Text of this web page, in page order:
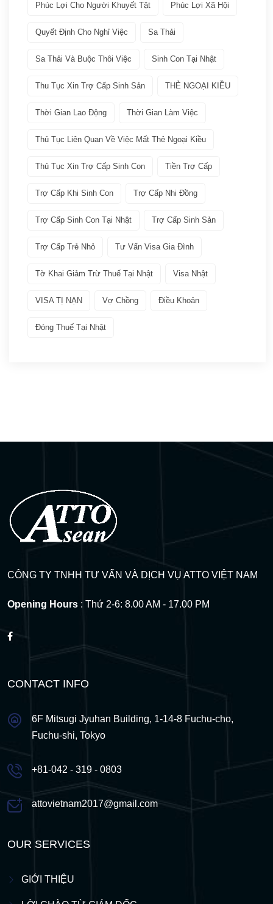
Phúc lợi xã hội(2)
Các loại visa Nhật
Dịch vụ VISA ATTO(36)
Đoàn tụ gia đình(6)
Làm việc tai Nhật(12)
Lưu trú ngắn hạn(2)
Phúc Lợi Cho Người Khuyết Tật Phúc Lợi Xã Hội
Quyết Định Cho Nghỉ Việc Sa Thải
Sa Thải Và Buộc Thôi Việc Sinh Con Tại Nhật
Thu Tục Xin Trợ Cấp Sinh Sản THẺ NGOẠI KIỀU
Thời Gian Lao Động Thời Gian Làm Việc
Thủ Tục Liên Quan Về Việc Mất Thẻ Ngoại Kiều
Thủ Tục Xin Trợ Cấp Sinh Con Tiền Trợ Cấp
Trợ Cấp Khi Sinh Con Trợ Cấp Nhi Đồng
Trợ Cấp Sinh Con Tại Nhật Trợ Cấp Sinh Sản
Trợ Cấp Trẻ Nhỏ Tư Vấn Visa Gia Đình
Tờ Khai Giảm Trừ Thuế Tại Nhật Visa Nhật
VISA TỊ NẠN Vợ Chồng Điều Khoản
Đóng Thuế Tại Nhật
CÔNG TY TNHH TƯ VẤN VÀ DỊCH VỤ ATTO VIỆT NAM
Opening Hours : Thứ 2-6: 8.00 AM - 17.00 PM
CONTACT INFO
6F Mitsugi Jyuhan Building, 1-14-8 Fuchu-cho,
Fuchu-shi, Tokyo
+81-042 - 319 - 0803
attovietnam2017@gmail.com
OUR SERVICES
GIỚI THIỆU